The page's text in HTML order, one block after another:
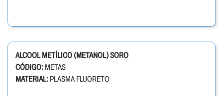
ALCOOL METÍLICO (METANOL) SORO
CÓDIGO: METAS
MATERIAL: PLASMA FLUORETO